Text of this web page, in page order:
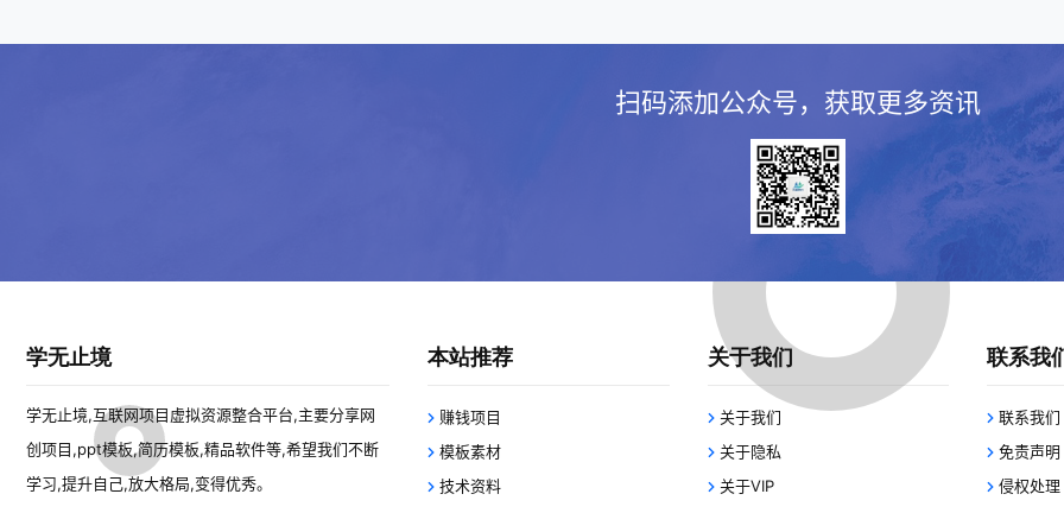
扫码添加公众号，获取更多资讯
学无止境
学无止境,互联网项目虚拟资源整合平台,主要分享网
创项目,ppt模板,简历模板,精品软件等,希望我们不断
学习,提升自己,放大格局,变得优秀。
本站推荐
赚钱项目
模板素材
技术资料
关于我们
关于我们
关于隐私
关于VIP
联系我
联系我们
免责声明
侵权处理